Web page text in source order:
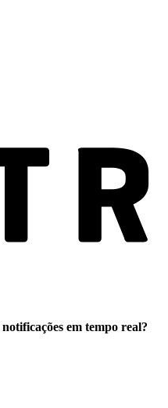
notificações em tempo real?